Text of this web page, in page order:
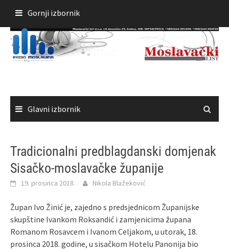
sadržaja
Gornji izbornik
Glavni izbornik
Tradicionalni predblagdanski domjenak
Sisačko-moslavačke županije
19. prosinca 2018. Nikola Blažeković
Župan Ivo Žinić je, zajedno s predsjednicom Županijske
skupštine Ivankom Roksandić i zamjenicima župana
Romanom Rosavcem i Ivanom Celjakom, u utorak, 18.
prosinca 2018. godine, u sisačkom Hotelu Panonija bio